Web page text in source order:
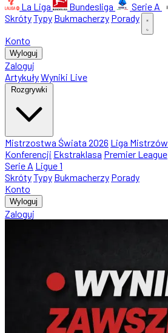
La Liga
Bundesliga Serie A
SkrótyTypy Bukmacherzy Porady
Konto
Wyloguj
Zaloguj
ArtykułyWyniki Live
Rozgrywki
Mistrzostwa Świata 2026 Liga Mistrzów
Konferencji Ekstraklasa Premier League
Serie A Ligue 1
SkrótyTypy Bukmacherzy Porady
Konto
Wyloguj
Zaloguj